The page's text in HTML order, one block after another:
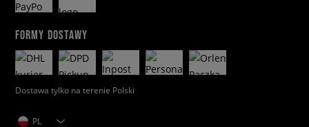
FORMY DOSTAWY
Dostawa tylko na terenie Polski
PL